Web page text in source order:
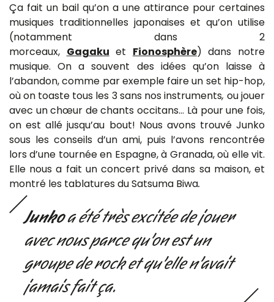
Ça fait un bail qu’on a une attirance pour certaines
musiques traditionnelles japonaises et qu’on utilise
(notamment dans 2
morceaux, Gagaku et Fionosphère) dans notre
musique. On a souvent des idées qu’on laisse à
l’abandon, comme par exemple faire un set hip-hop,
où on toaste tous les 3 sans nos instruments, ou jouer
avec un chœur de chants occitans… Là pour une fois,
on est allé jusqu’au bout! Nous avons trouvé Junko
sous les conseils d’un ami, puis l’avons rencontrée
lors d’une tournée en Espagne, à Granada, où elle vit.
Elle nous a fait un concert privé dans sa maison, et
montré les tablatures du Satsuma Biwa.
Junkoa été très excitée de jouer
avec nous parce qu’on est un
groupe de rock et qu’elle n’avait
jamais fait ça.